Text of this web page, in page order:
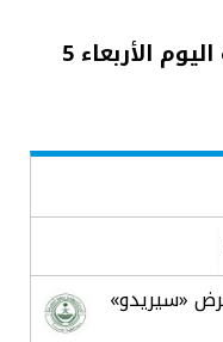
أسعار الذهب في السعودية اليوم الأربعاء 5
«سيريدو»